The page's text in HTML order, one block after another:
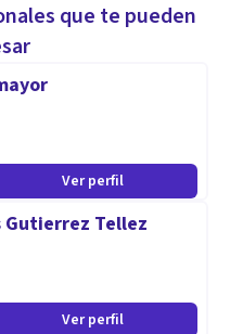
que te pueden
Ver perfil
Gutierrez Tellez
Ver perfil